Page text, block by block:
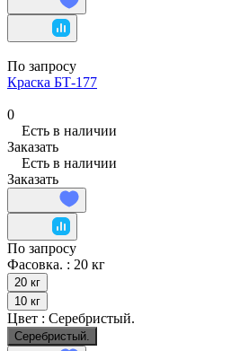
По запросу
Краска БТ-177
0
Есть в наличии
Заказать
Есть в наличии
Заказать
По запросу
Фасовка. : 20 кг
20 кг
10 кг
Цвет : Серебристый.
Серебристый.